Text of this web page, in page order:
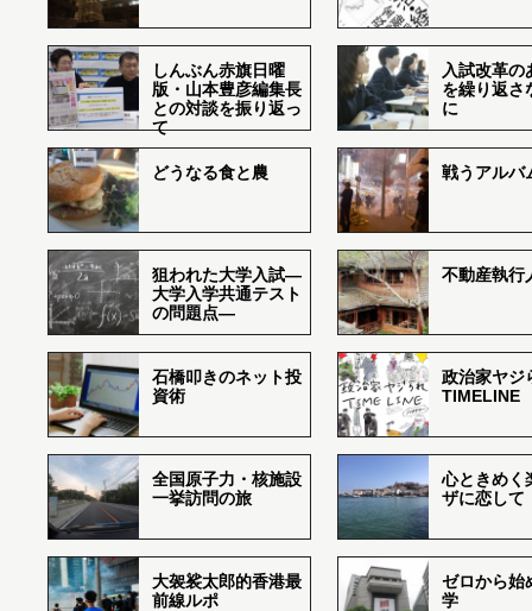
しんぶん赤旗日曜
版・山本豊彦編集長
との対談を振り返っ
て
入試改革の
を繰り返さ
に
どうなる食と農 戦うアルバ
狙われた大学入試―
大学入学共通テスト
の問題点―
不動産執行
石橋叩きのネット投
資術
政治家ヤジ
TIMELINE
全国原子力・核施設
一挙訪問の旅
心ときめく
ザに恋して
大袈裟太郎的香港最
前線ルポ
ゼロから始
学